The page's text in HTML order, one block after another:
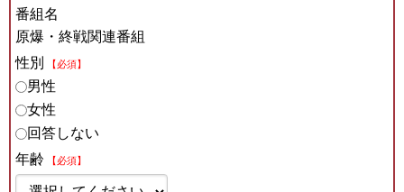
番組名
原爆・終戦関連番組
性別
【必須】
男性
女性
回答しない
年齢
【必須】